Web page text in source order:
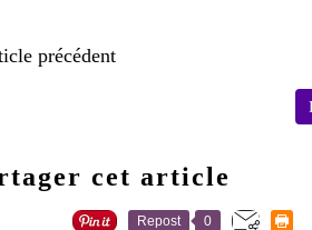
précédent
cet article
Repost 0